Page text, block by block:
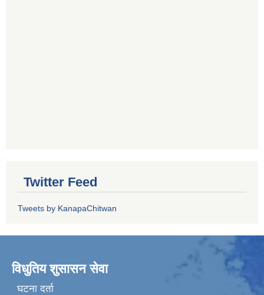
Twitter Feed
Tweets by KanapaChitwan
विधुतिय शुसासन सेवा
घटना दर्ता